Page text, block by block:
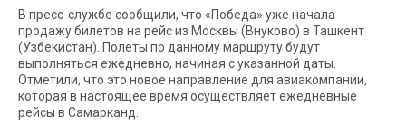
В пресс-службе сообщили, что «Победа» уже начала
продажу билетов на рейс из Москвы (Внуково) в Ташкент
(Узбекистан). Полеты по данному маршруту будут
выполняться ежедневно, начиная с указанной даты.
Отметили, что это новое направление для авиакомпании,
которая в настоящее время осуществляет ежедневные
рейсы в Самарканд.